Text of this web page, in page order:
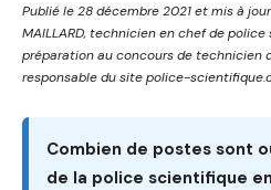
Publié le 28 décembre 2021 et mis à
MAILLARD, technicien en chef de
préparation au concours de technicien
responsable du site police-
Combien de postes sont
de la police scientifique